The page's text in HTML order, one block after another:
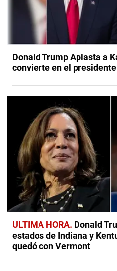
Donald Trump Aplasta a
convierte en el presidente
ULTIMA HORA Donald
estados de Indiana y
quedó con Vermont